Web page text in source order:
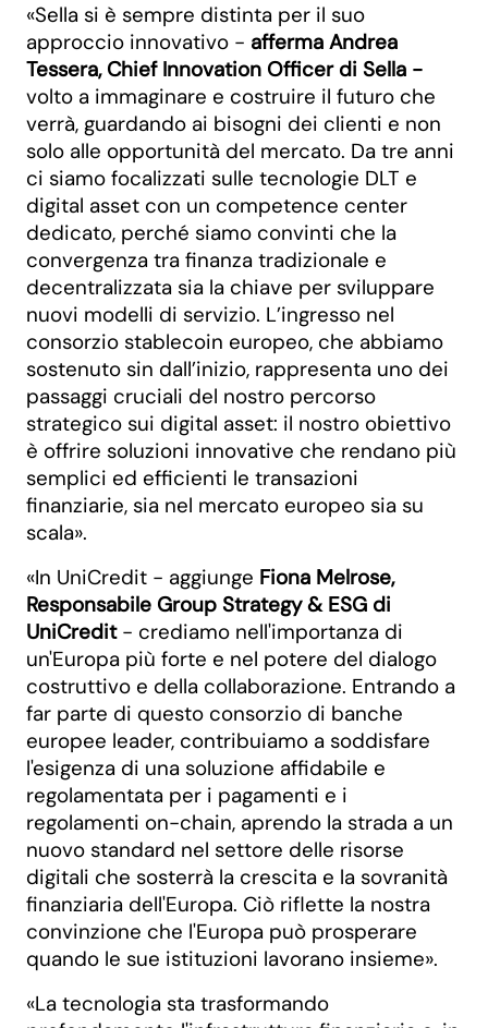
«Sella si è sempre distinta per il suo
approccio innovativo - afferma Andrea
Tessera, Chief Innovation Officer di Sella -
volto a immaginare e costruire il futuro che
verrà, guardando ai bisogni dei clienti e non
solo alle opportunità del mercato. Da tre anni
ci siamo focalizzati sulle tecnologie DLT e
digital asset con un competence center
dedicato, perché siamo convinti che la
convergenza tra finanza tradizionale e
decentralizzata sia la chiave per sviluppare
nuovi modelli di servizio. L’ingresso nel
consorzio stablecoin europeo, che abbiamo
sostenuto sin dall’inizio, rappresenta uno dei
passaggi cruciali del nostro percorso
strategico sui digital asset: il nostro obiettivo
è offrire soluzioni innovative che rendano più
semplici ed efficienti le transazioni
finanziarie, sia nel mercato europeo sia su
scala».
«In UniCredit - aggiunge Fiona Melrose,
Responsabile Group Strategy & ESG di
UniCredit- crediamo nell'importanza di
un'Europa più forte e nel potere del dialogo
costruttivo e della collaborazione. Entrando a
far parte di questo consorzio di banche
europee leader, contribuiamo a soddisfare
l'esigenza di una soluzione affidabile e
regolamentata per i pagamenti e i
regolamenti on-chain, aprendo la strada a un
nuovo standard nel settore delle risorse
digitali che sosterrà la crescita e la sovranità
finanziaria dell'Europa. Ciò riflette la nostra
convinzione che l'Europa può prosperare
quando le sue istituzioni lavorano insieme».
«La tecnologia sta trasformando